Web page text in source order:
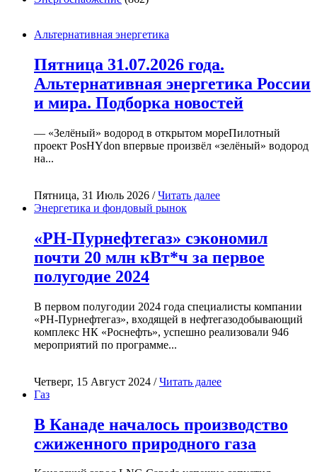
Альтернативная энергетика
Пятница 31.07.2026 года.
Альтернативная энергетика России
и мира. Подборка новостей
— «Зелёный» водород в открытом мореПилотный
проект PosHYdon впервые произвёл «зелёный» водород
на...
Пятница, 31 Июль 2026 /Читать далее
Энергетика и фондовый рынок
«РН-Пурнефтегаз» сэкономил
почти 20 млн кВт*ч за первое
полугодие 2024
В первом полугодии 2024 года специалисты компании
«РН-Пурнефтегаз», входящей в нефтегазодобывающий
комплекс НК «Роснефть», успешно реализовали 946
мероприятий по программе...
Четверг, 15 Август 2024 /Читать далее
Газ
В Канаде началось производство
сжиженного природного газа